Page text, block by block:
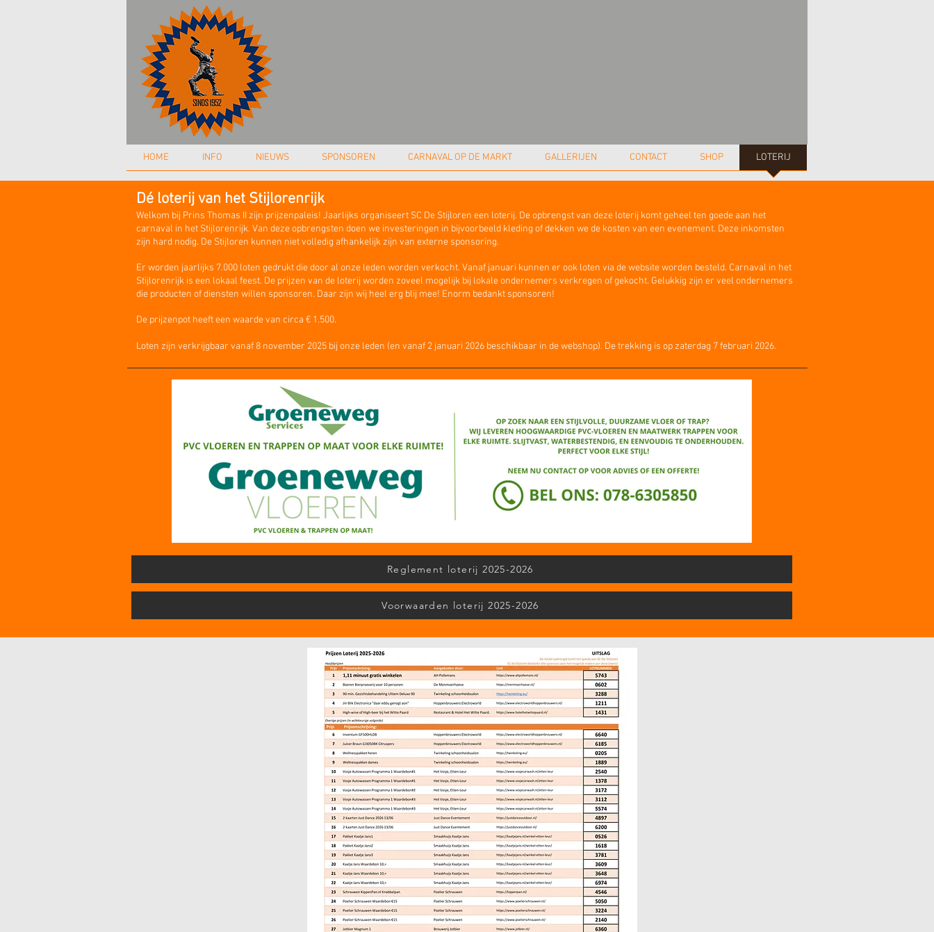
HOME INFO NIEUWS SPONSOREN CARNAVAL OP DE MARKT GALLERIJEN CONTACT SHOP LOTERIJ
Dé loterij van het Stijlorenrijk
Welkom bij Prins Thomas II zijn prijzenpaleis! Jaarlijks organiseert SC De Stijloren een loterij. De opbrengst van deze loterij komt geheel ten goede aan het
carnaval in het Stijlorenrijk. Van deze opbrengsten doen we investeringen in bijvoorbeeld kleding of dekken we de kosten van een evenement. Deze inkomsten
zijn hard nodig. De Stijloren kunnen niet volledig afhankelijk zijn van externe sponsoring.
Er worden jaarlijks 7.000 loten gedrukt die door al onze leden worden verkocht. Vanaf januari kunnen er ook loten via de website worden besteld. Carnaval in het
Stijlorenrijk is een lokaal feest. De prijzen van de loterij worden zoveel mogelijk bij lokale ondernemers verkregen of gekocht. Gelukkig zijn er veel ondernemers
die producten of diensten willen sponsoren. Daar zijn wij heel erg blij mee! Enorm bedankt sponsoren!
De prijzenpot heeft een waarde van circa € 1.500.
Loten zijn verkrijgbaar vanaf 8 november 2025 bij onze leden (en vanaf 2 januari 2026 beschikbaar in de webshop). De trekking is op zaterdag 7 februari 2026.
Reglement loterij 2025-2026
Voorwaarden loterij 2025-2026